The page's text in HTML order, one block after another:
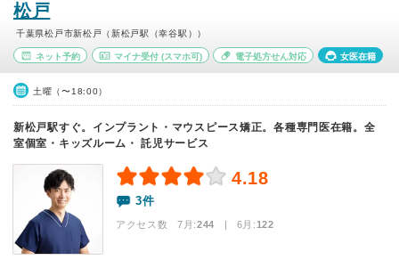
松戸
千葉県松戸市新松戸（新松戸駅（幸谷駅））
ネット予約 マイナ受付(スマホ可) 電子処方せん対応 女医在籍
土曜（〜18:00）
新松戸駅すぐ。インプラント・マウスピース矯正。各種専門医在籍。全
室個室・キッズルーム・ 託児サービス
4.18
3件
アクセス数 7月:244 | 6月:122